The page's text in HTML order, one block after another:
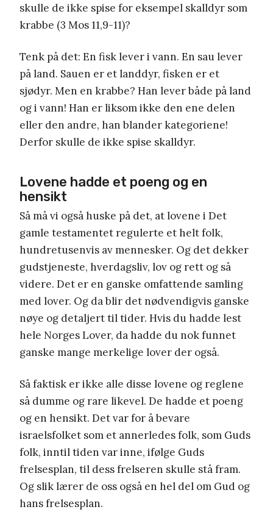
skulle de ikke spise for eksempel skalldyr som
krabbe (3 Mos 11,9-11)?
Tenk på det: En fisk lever i vann. En sau lever
på land. Sauen er et landdyr, fisken er et
sjødyr. Men en krabbe? Han lever både på land
og i vann! Han er liksom ikke den ene delen
eller den andre, han blander kategoriene!
Derfor skulle de ikke spise skalldyr.
Lovene hadde et poeng og en
hensikt
Så må vi også huske på det, at lovene i Det
gamle testamentet regulerte et helt folk,
hundretusenvis av mennesker. Og det dekker
gudstjeneste, hverdagsliv, lov og rett og så
videre. Det er en ganske omfattende samling
med lover. Og da blir det nødvendigvis ganske
nøye og detaljert til tider. Hvis du hadde lest
hele Norges Lover, da hadde du nok funnet
ganske mange merkelige lover der også.
Så faktisk er ikke alle disse lovene og reglene
så dumme og rare likevel. De hadde et poeng
og en hensikt. Det var for å bevare
israelsfolket som et annerledes folk, som Guds
folk, inntil tiden var inne, ifølge Guds
frelsesplan, til dess frelseren skulle stå fram.
Og slik lærer de oss også en hel del om Gud og
hans frelsesplan.